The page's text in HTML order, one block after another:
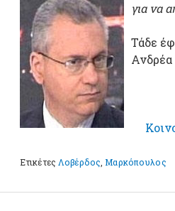
για να
Τάδε
Ετικέτες Λοβέρδος ,Μαρκόπουλος